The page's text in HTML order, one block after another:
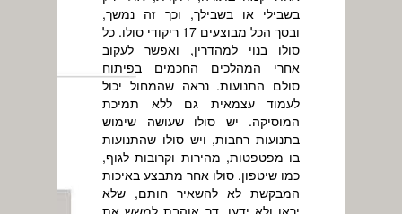
בשבילי או בשבילך, וכך זה נמשך,
ובסך הכל מבוצעים 17 ריקודי סולו. כל
סולו בנוי למהדרין, ואפשר לעקוב
אחרי המהלכים החכמים בפיתוח
סולם התנועות. נראה שהמחול יכול
לעמוד עצמאית גם ללא תמיכת
המוסיקה. יש סולו שעושה שימוש
בתנועות רחבות, ויש סולו שהתנועות
בו מפטפטות, מהירות וקרובות לגוף,
כמו שיטפון. סולו אחר מתבצע באיכות
המבקשת לא להשאיר חותם, שלא
יראו ולא ידעו. דר אוהבת למשש את